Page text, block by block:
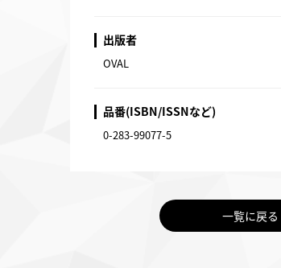
出版者
OVAL
品番(ISBN/ISSNなど)
0-283-99077-5
一覧に戻る